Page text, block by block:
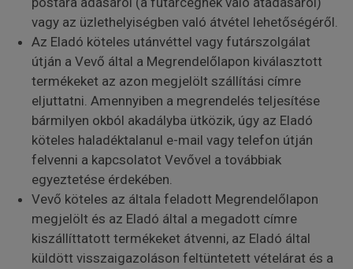
vagy az üzlethelyiségben való átvétel lehetőségéről.
Az Eladó köteles utánvéttel vagy futárszolgálat
útján a Vevő által a Megrendelőlapon kiválasztott
termékeket az azon megjelölt szállítási címre
eljuttatni. Amennyiben a megrendelés teljesítése
bármilyen okból akadályba ütközik, úgy az Eladó
köteles haladéktalanul e-mail vagy telefon útján
felvenni a kapcsolatot Vevővel a továbbiak
egyeztetése érdekében.
Vevő köteles az általa feladott Megrendelőlapon
megjelölt és az Eladó által a megadott címre
kiszállíttatott termékeket átvenni, az Eladó által
küldött visszaigazoláson feltüntetett vételárat és a